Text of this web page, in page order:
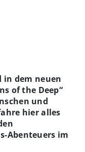
in dem neuen
of the Deep“
und
hier alles
Abenteuers im